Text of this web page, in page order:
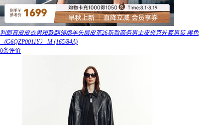
利郎真皮皮衣男短款翻领绵羊头层皮革26新款商务男士皮夹克外套男装 黑色
（G6QZP0011Y） M (165/84A)
0条评价